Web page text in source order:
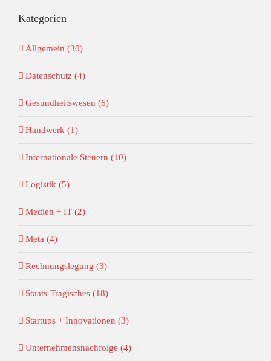
Kategorien
Allgemein (30)
Datenschutz (4)
Gesundheitswesen (6)
Handwerk (1)
Internationale Steuern (10)
Logistik (5)
Medien + IT (2)
Meta (4)
Rechnungslegung (3)
Staats-Tragisches (18)
Startups + Innovationen (3)
Unternehmensnachfolge (4)